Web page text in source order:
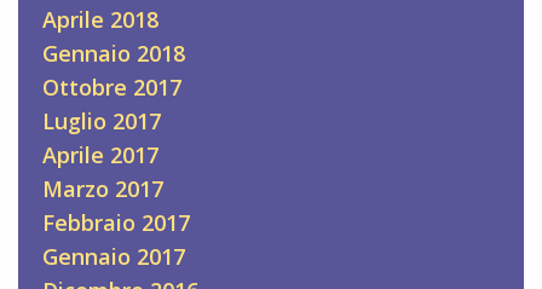
Aprile 2018
Gennaio 2018
Ottobre 2017
Luglio 2017
Aprile 2017
Marzo 2017
Febbraio 2017
Gennaio 2017